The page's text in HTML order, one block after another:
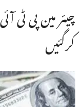
چیئر مین پی ٹی
کرگئیں